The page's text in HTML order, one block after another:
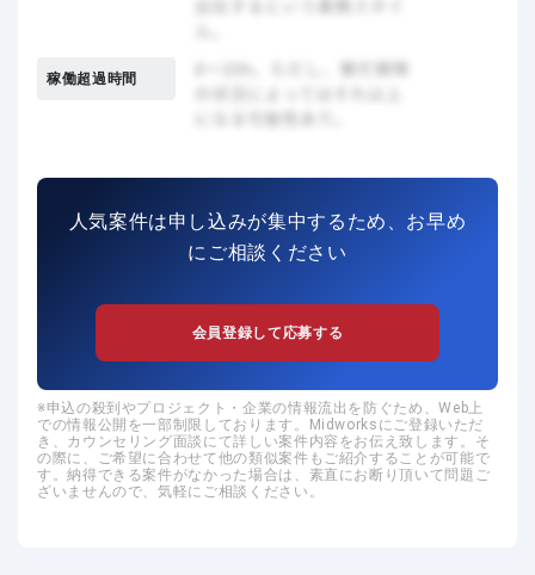
稼働超過時間
人気案件は申し込みが集中するため、お早め
にご相談ください
会員登録して応募する
申込の殺到やプロジェクト・企業の情報流出を防ぐため、Web上
での情報公開を一部制限しております。Midworksにご登録いただ
き、カウンセリング面談にて詳しい案件内容をお伝え致します。そ
の際に、ご希望に合わせて他の類似案件もご紹介することが可能で
す。納得できる案件がなかった場合は、素直にお断り頂いて問題ご
ざいませんので、気軽にご相談ください。